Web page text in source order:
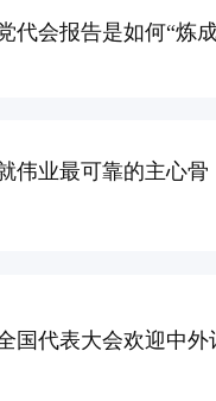
代会报告是如何“炼
伟业最可靠的主心骨
国代表大会欢迎中外